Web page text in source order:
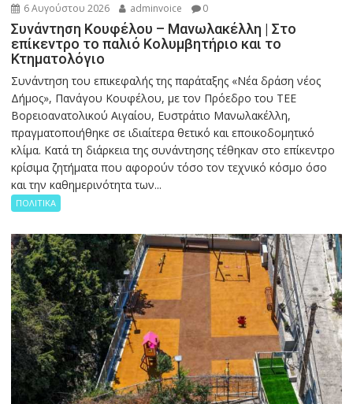
6 Αυγούστου 2026 adminvoice 0
Συνάντηση Κουφέλου – Μανωλακέλλη | Στο
επίκεντρο το παλιό Κολυμβητήριο και το
Κτηματολόγιο
Συνάντηση του επικεφαλής της παράταξης «Νέα δράση νέος
Δήμος», Πανάγου Κουφέλου, με τον Πρόεδρο του ΤΕΕ
Βορειοανατολικού Αιγαίου, Ευστράτιο Μανωλακέλλη,
πραγματοποιήθηκε σε ιδιαίτερα θετικό και εποικοδομητικό
κλίμα. Κατά τη διάρκεια της συνάντησης τέθηκαν στο επίκεντρο
κρίσιμα ζητήματα που αφορούν τόσο τον τεχνικό κόσμο όσο
και την καθημερινότητα των...
ΠΟΛΙΤΙΚΑ